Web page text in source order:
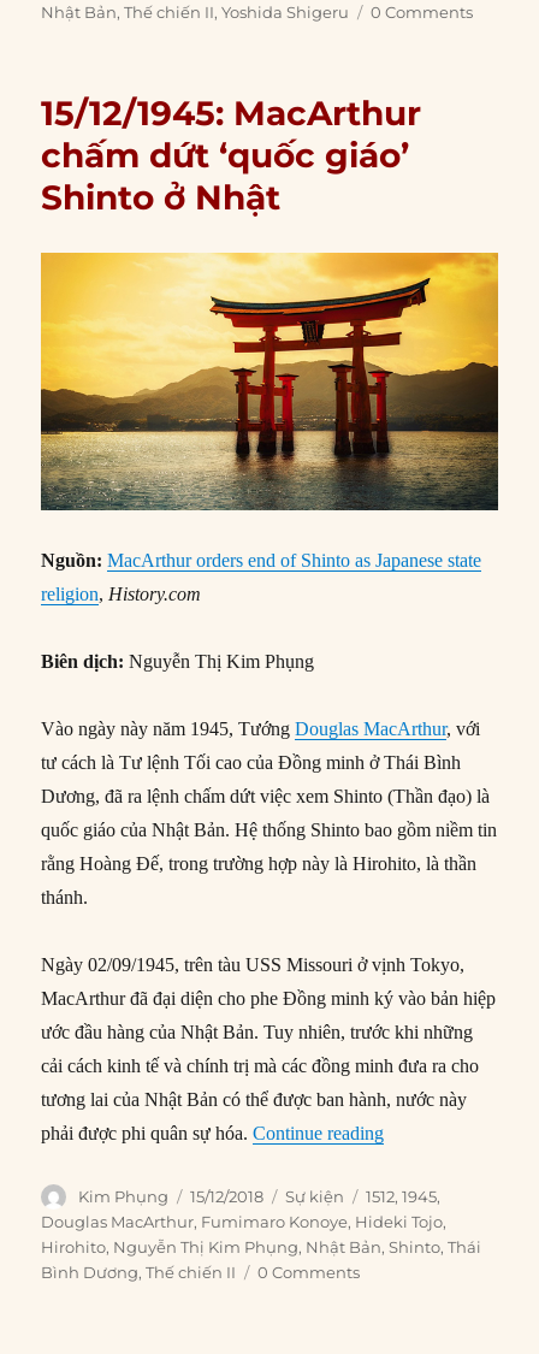
Nhật Bản,Thế chiến II,Yoshida Shigeru 0 Comments
15/12/1945: MacArthur
chấm dứt ‘quốc giáo’
Shinto ở Nhật
Nguồn: MacArthur orders end of Shinto as Japanese state
religion, History.com
Biên dịch: Nguyễn Thị Kim Phụng
Vào ngày này năm 1945, TướngDouglas MacArthur, với
tư cách là Tư lệnh Tối cao của Đồng minh ở Thái Bình
Dương, đã ra lệnh chấm dứt việc xem Shinto (Thần đạo) là
quốc giáo của Nhật Bản. Hệ thống Shinto bao gồm niềm tin
rằng Hoàng Đế, trong trường hợp này là Hirohito, là thần
thánh.
Ngày 02/09/1945, trên tàu USS Missouri ở vịnh Tokyo,
MacArthur đã đại diện cho phe Đồng minh ký vào bản hiệp
ước đầu hàng của Nhật Bản. Tuy nhiên, trước khi những
cải cách kinh tế và chính trị mà các đồng minh đưa ra cho
tương lai của Nhật Bản có thể được ban hành, nước này
phải được phi quân sự hóa.Continue reading“15/12/1945:
Author
Kim Phụng
Posted
on
15/12/2018 Categories
Sự kiện Tags
1512,1945,
Douglas MacArthur, Fumimaro Konoye, Hideki Tojo,
Hirohito, Nguyễn Thị Kim Phụng, Nhật Bản,Shinto,Thái
Bình Dương,Thế chiến II 0 Comments